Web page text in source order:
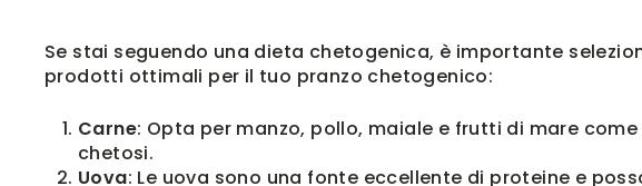
Se stai seguendo una dieta chetogenica, è importante
prodotti ottimali per il tuo pranzo chetogenico:
Carne: Opta per manzo, pollo, maiale e frutti di mare
chetosi.
Uova: Le uova sono una fonte eccellente di proteine e